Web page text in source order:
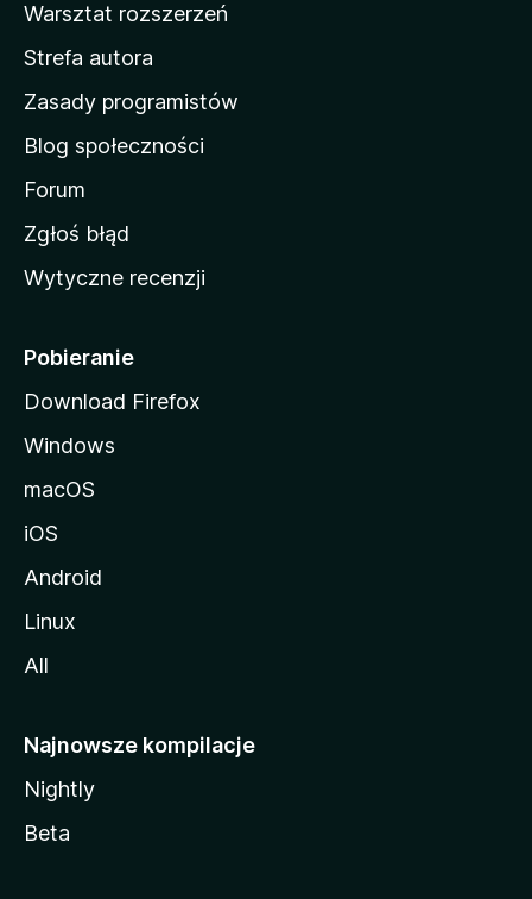
m
o
w
M
o
z
l
i
Warsztat rozszerzeń
Strefa autora
Zasady programistów
Blog społeczności
Forum
Zgłoś błąd
Wytyczne recenzji
Pobieranie
Download Firefox
Windows
macOS
iOS
Android
Linux
All
Najnowsze kompilacje
Nightly
Beta